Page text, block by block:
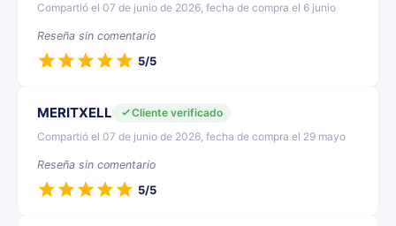
Compartió el 07 de junio de 2026, fecha de compra el 6 junio
Reseña sin comentario
5/5
MERITXELL
Cliente verificado
Compartió el 07 de junio de 2026, fecha de compra el 29 mayo
Reseña sin comentario
5/5